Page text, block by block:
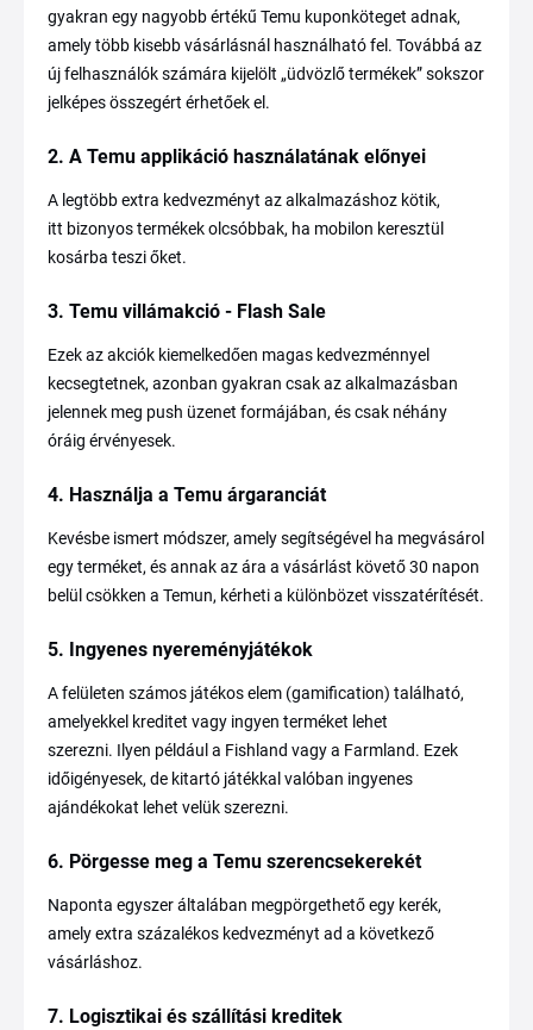
gyakran egy nagyobb értékű Temu kuponköteget adnak,
amely több kisebb vásárlásnál használható fel. Továbbá az
új felhasználók számára kijelölt „üdvözlő termékek” sokszor
jelképes összegért érhetőek el.
2. A Temu applikáció használatának előnyei
A legtöbb extra kedvezményt az alkalmazáshoz kötik,
itt bizonyos termékek olcsóbbak, ha mobilon keresztül
kosárba teszi őket.
3. Temu villámakció - Flash Sale
Ezek az akciók kiemelkedően magas kedvezménnyel
kecsegtetnek, azonban gyakran csak az alkalmazásban
jelennek meg push üzenet formájában, és csak néhány
óráig érvényesek.
4. Használja a Temu árgaranciát
Kevésbe ismert módszer, amely segítségével ha megvásárol
egy terméket, és annak az ára a vásárlást követő 30 napon
belül csökken a Temun, kérheti a különbözet visszatérítését.
5. Ingyenes nyereményjátékok
A felületen számos játékos elem (gamification) található,
amelyekkel kreditet vagy ingyen terméket lehet
szerezni. Ilyen például a Fishland vagy a Farmland. Ezek
időigényesek, de kitartó játékkal valóban ingyenes
ajándékokat lehet velük szerezni.
6. Pörgesse meg a Temu szerencsekerekét
Naponta egyszer általában megpörgethető egy kerék,
amely extra százalékos kedvezményt ad a következő
vásárláshoz.
7. Logisztikai és szállítási kreditek